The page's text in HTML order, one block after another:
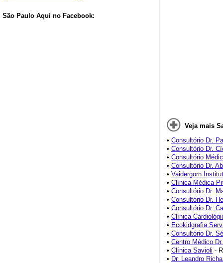
São Paulo Aqui no Facebook:
Veja mais
• Consultório Dr.
• Consultório Dr.
• Consultório
• Consultório Dr.
• Vaidergorn
• Clínica Médica
• Consultório Dr.
• Consultório Dr.
• Consultório Dr.
• Clínica
• Ecokidgrafia
• Consultório Dr.
• Centro Médico
• Clínica Savioli -
• Dr. Leandro